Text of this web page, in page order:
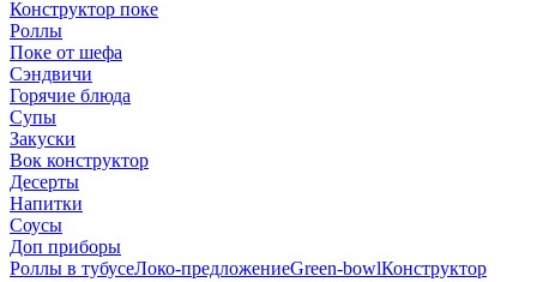
Конструктор поке
Роллы
Поке от шефа
Сэндвичи
Горячие блюда
Супы
Закуски
Вок конструктор
Десерты
Напитки
Соусы
Доп приборы
Роллы в тубусеЛоко-предложениеGreen-bowlКонструктор